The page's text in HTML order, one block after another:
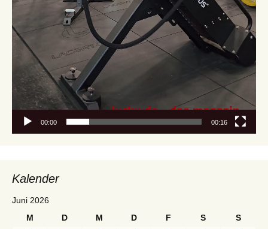
00:00 00:16
Kalender
Juni 2026
M
D M D F S
S